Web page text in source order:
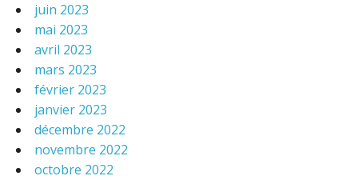
juin 2023
mai 2023
avril 2023
mars 2023
février 2023
janvier 2023
décembre 2022
novembre 2022
octobre 2022